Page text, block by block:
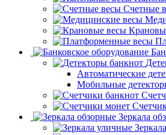
Счетные
Автоматические
Мобильные
Зеркала